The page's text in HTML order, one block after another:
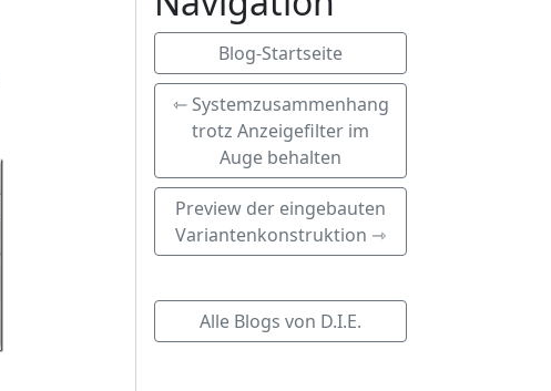
Blog-Startseite
⇽ Systemzusammenhang
trotz Anzeigefilter im
Auge behalten
Preview der eingebauten
Variantenkonstruktion ⇾
Alle Blogs von D.I.E.